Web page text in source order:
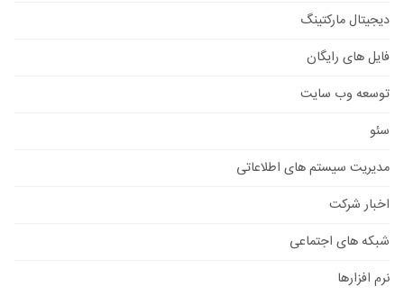
دیجیتال مارکتینگ
فایل های رایگان
توسعه وب سایت
سئو
مدیریت سیستم های اطلاعاتی
اخبار شرکت
شبکه های اجتماعی
نرم افزارها